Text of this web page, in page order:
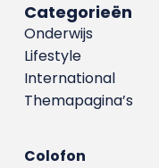
Categorieën
Onderwijs
Lifestyle
International
Themapagina’s
Colofon